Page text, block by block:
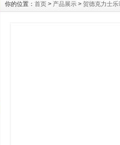
你的位置： 首页 > 产品展示 > 贺德克力士乐